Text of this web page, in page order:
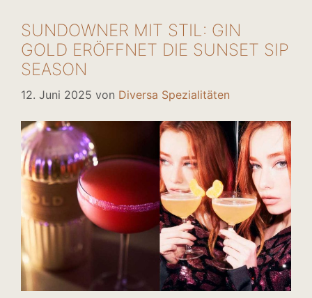
SUNDOWNER MIT STIL: GIN
GOLD ERÖFFNET DIE SUNSET SIP
SEASON
12. Juni 2025 von Diversa Spezialitäten